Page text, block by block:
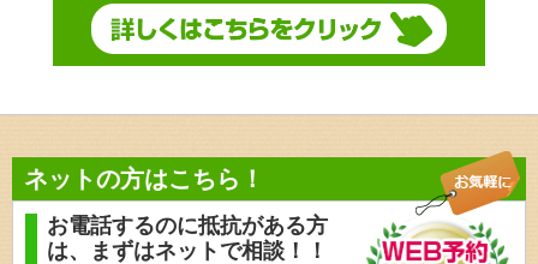
ネットの方はこちら！
お電話するのに抵抗がある方
は、
まずはネットで相談！！